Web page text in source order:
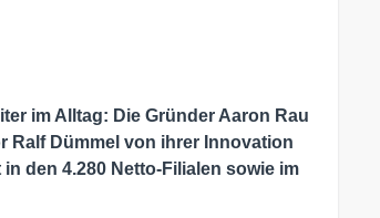
im Alltag: Die Gründer Aaron Rau
Ralf Dümmel von ihrer Innovation
den 4.280 Netto-Filialen sowie im